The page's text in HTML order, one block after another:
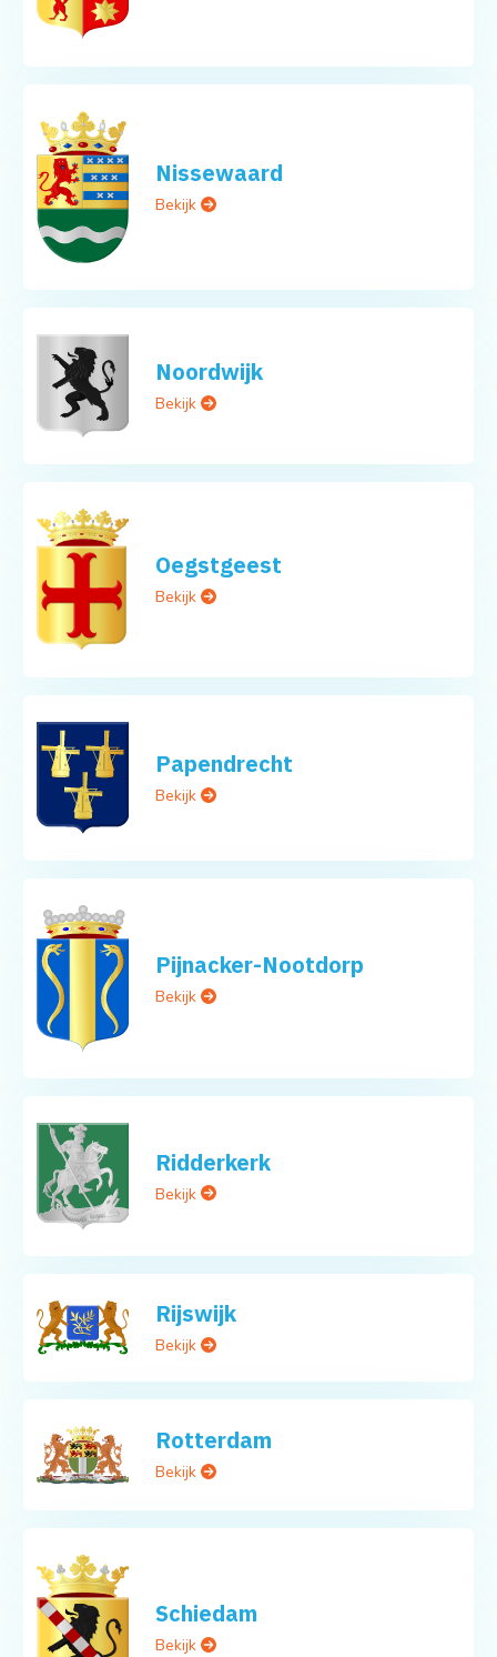
Nissewaard
Bekijk
Noordwijk
Bekijk
Oegstgeest
Bekijk
Papendrecht
Bekijk
Pijnacker-Nootdorp
Bekijk
Ridderkerk
Bekijk
Rijswijk
Bekijk
Rotterdam
Bekijk
Schiedam
Bekijk